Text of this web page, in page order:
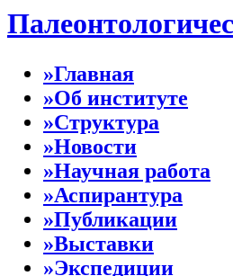
»Главная
»Об институте
»Структура
»Новости
»Научная работа
»Аспирантура
»Публикации
»Выставки
»Экспедиции